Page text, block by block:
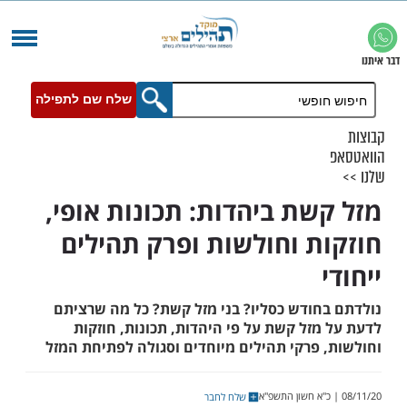
שלח שם לתפילה
ביהדות: תכונות אופי,
וחולשות ופרק תהילים
כסליו? בני מזל קשת? כל מה שרציתם